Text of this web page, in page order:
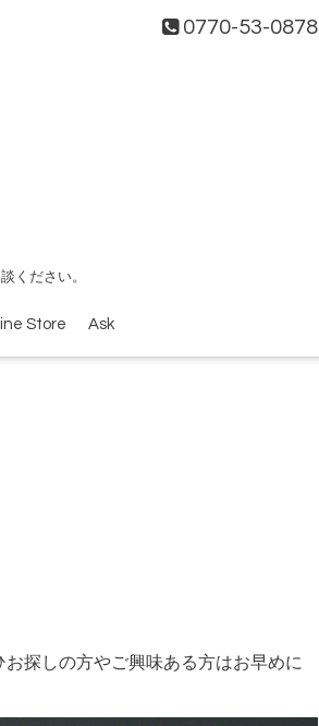
0770-53-0878
ください。
Store Ask
探しの方やご興味ある方はお早めに